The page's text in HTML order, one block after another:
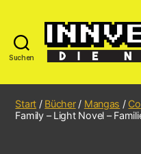
Suchen
Start / Bücher/ Mangas /
Family – Light Novel –